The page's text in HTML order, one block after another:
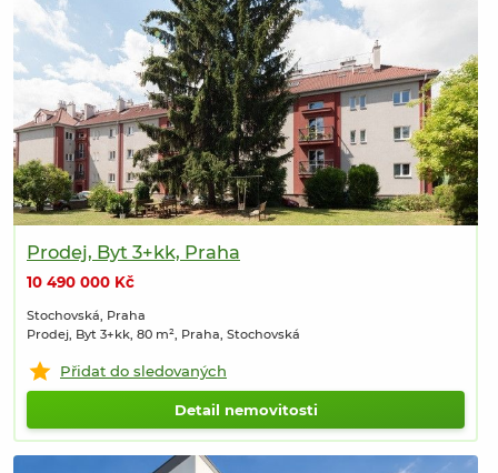
Prodej, Byt 3+kk, Praha
10 490 000 Kč
Stochovská, Praha
Prodej, Byt 3+kk, 80 m², Praha, Stochovská
Přidat do sledovaných
Detail nemovitosti